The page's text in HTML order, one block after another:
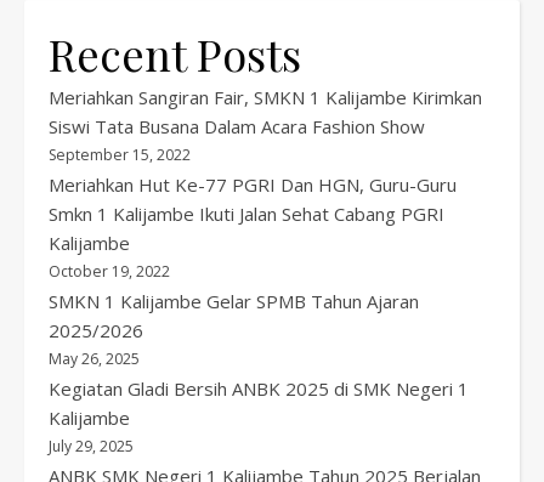
Recent Posts
Meriahkan Sangiran Fair, SMKN 1 Kalijambe Kirimkan
Siswi Tata Busana Dalam Acara Fashion Show
September 15, 2022
Meriahkan Hut Ke-77 PGRI Dan HGN, Guru-Guru
Smkn 1 Kalijambe Ikuti Jalan Sehat Cabang PGRI
Kalijambe
October 19, 2022
SMKN 1 Kalijambe Gelar SPMB Tahun Ajaran
2025/2026
May 26, 2025
Kegiatan Gladi Bersih ANBK 2025 di SMK Negeri 1
Kalijambe
July 29, 2025
ANBK SMK Negeri 1 Kalijambe Tahun 2025 Berjalan